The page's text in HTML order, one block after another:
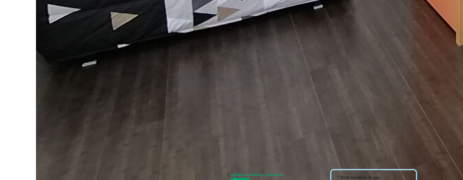
Accès à une laverie (machine à laver + sèche linge )
Idéal Étudiant ou jeune travailleur